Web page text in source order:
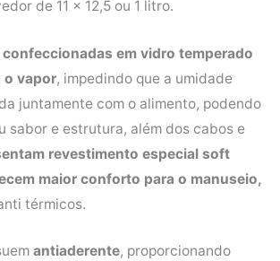
de 11 x 12,5 ou 1 litro.
em vidro temperado
o vapor, impedindo que a umidade
juntamente com o alimento, podendo
sabor e estrutura, além dos cabos e
revestimento especial soft
maior conforto para o manuseio,
térmicos.
antiaderente, proporcionando